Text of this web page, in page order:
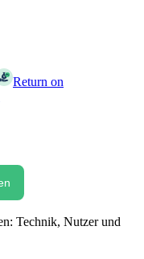
Return on
Technik, Nutzer und